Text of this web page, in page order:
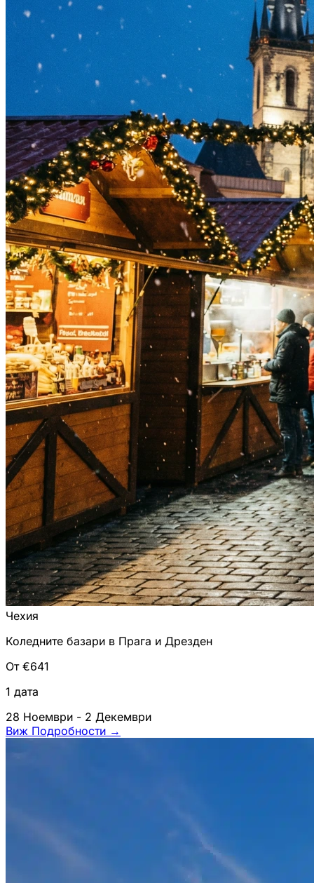
Чехия
Коледните базари в Прага и Дрезден
От €641
1 дата
28 Ноември - 2 Декември
Виж Подробности →